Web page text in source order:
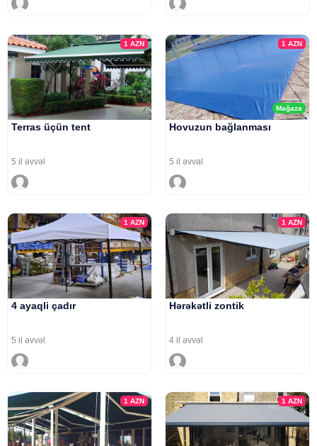
1AZN
Terras üçün tent
5 il əvvəl
Mağaza
1 AZN
Hovuzun bağlanması
5 il əvvəl
1AZN
4 ayaqli çadır
5 il əvvəl
1 AZN
Hərəkətli zontik
4 il əvvəl
1AZN 1 AZN